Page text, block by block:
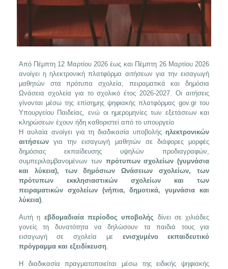
Από Πέμπτη 12 Μαρτίου 2026 έως και Πέμπτη 26 Μαρτίου 2026
ανοίγει η ηλεκτρονική πλατφόρμα αιτήσεων για την εισαγωγή
μαθητών στα πρότυπα σχολεία, πειραματικά και δημόσια
Ωνάσεια σχολεία για το σχολικό έτος 2026‑2027. Οι αιτήσεις
γίνονται μέσω της επίσημης ψηφιακής πλατφόρμας gov.gr του
Υπουργείου Παιδείας, ενώ οι ημερομηνίες των εξετάσεων και
κληρώσεων έχουν ήδη καθοριστεί από το υπουργείο
Η αυλαία ανοίγει για τη διαδικασία υποβολήςηλεκτρονικών
αιτήσεωνγια την εισαγωγή μαθητών σε διάφορες μορφές
δημόσιας εκπαίδευσης υψηλών προδιαγραφών,
συμπεριλαμβανομένων των πρότυπων σχολείων (γυμνάσια
και λύκεια), των δημόσιων Ωνάσειων σχολείων, των
πρότυπων εκκλησιαστικών σχολείων και των
πειραματικών σχολείων (νήπια, δημοτικά, γυμνάσια και
λύκεια).
Αυτή η εβδομαδιαία περίοδος υποβολής δίνει σε χιλιάδες
γονείς τη δυνατότητα να δηλώσουν τα παιδιά τους για
εισαγωγή σε σχολεία με ενισχυμένο εκπαιδευτικό
πρόγραμμα και εξειδίκευση.
Η διαδικασία πραγματοποιείται μέσω της ειδικής ψηφιακής